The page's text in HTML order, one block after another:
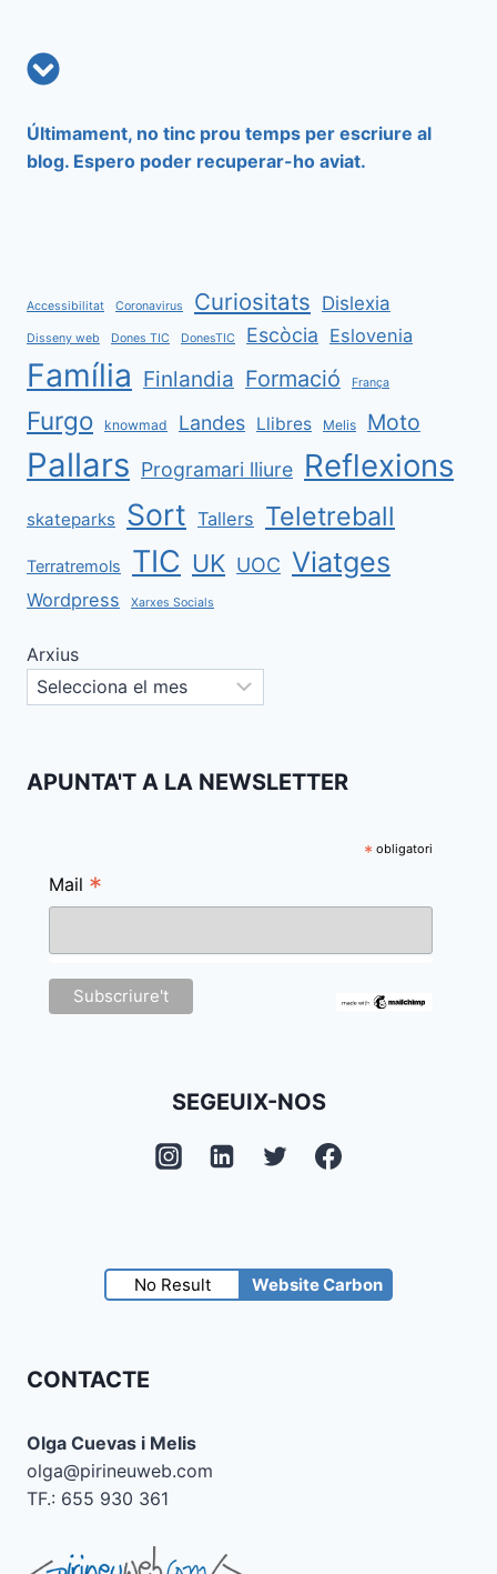
Últimament, no tinc prou temps per escriure al
blog. Espero poder recuperar-ho aviat.
Accessibilitat Coronavirus Curiositats Dislexia
Disseny web Dones TIC DonesTIC Escòcia Eslovenia
Família Finlandia Formació França
Furgo knowmad Landes Llibres Melis Moto
Pallars Programari lliure Reflexions
skateparks Sort Tallers Teletreball
Terratremols TIC UK UOC Viatges
Wordpress Xarxes Socials
Arxius
APUNTA'T A LA NEWSLETTER
* obligatori
Mail *
SEGEUIX-NOS
No Result Website Carbon
CONTACTE
Olga Cuevas i Melis
olga@pirineuweb.com
TF.: 655 930 361